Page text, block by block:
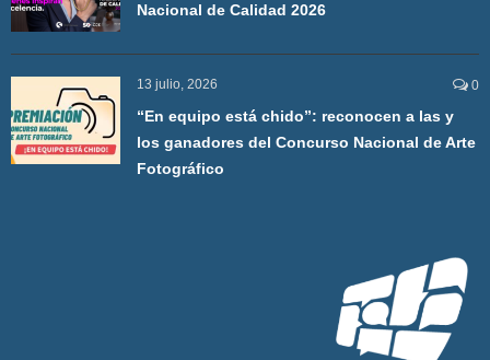
Nacional de Calidad 2026
13 julio, 2026 0
“En equipo está chido”: reconocen a las y
los ganadores del Concurso Nacional de Arte
Fotográfico